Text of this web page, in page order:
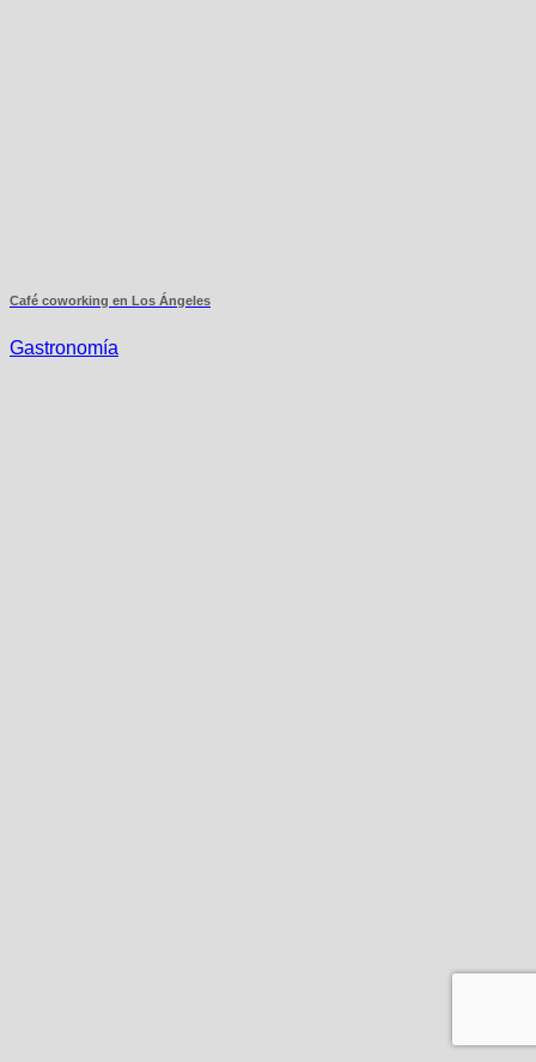
Café coworking en Los Ángeles
Gastronomía